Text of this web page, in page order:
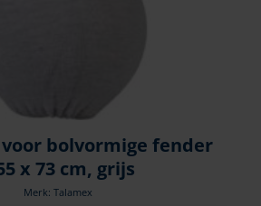
bolvormige fender
x 73 cm, grijs
Merk: Talamex